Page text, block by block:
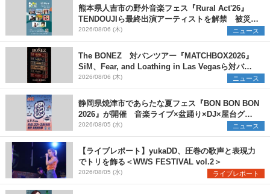
熊本県人吉市の野外音楽フェス『Rural Act'26』
TENDOUJIら最終出演アーティストを解禁 被災地
支援プロジェクトの始動も発表
2026/08/06 (木) ニュース
The BONEZ 対バンツアー『MATCHBOX2026』
SiM、Fear, and Loathing in Las Vegasら対バン
アーティストを一斉解禁
2026/08/06 (木) ニュース
静岡県焼津市であらたな夏フェス『BON BON BON
2026』が開催 音楽ライブ×盆踊り×DJ×屋台グル
メ×ランタンナイトで彩る2日間
2026/08/05 (水) ニュース
【ライブレポート】yukaDD、圧巻の歌声と表現力
でトリを飾る＜WWS FESTIVAL vol.2＞
2026/08/05 (水) ライブレポート